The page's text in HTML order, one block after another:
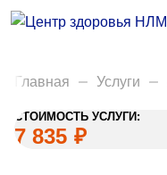
Анализы
Акции
Пациентам
Вакансии
Главная Услуги
СТОИМОСТЬ УСЛУГИ:
7 835 ₽